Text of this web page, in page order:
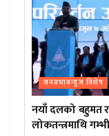
जनप्रभाबन्युज विशेष
नयाँ दलको बहुमत
लोकतन्त्रमाथि